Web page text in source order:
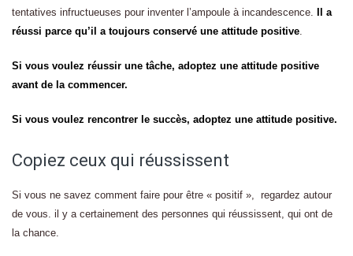
tentatives infructueuses pour inventer l’ampoule à incandescence. Il a
réussi parce qu’il a toujours conservé une attitude positive
Si vous voulez réussir une tâche, adoptez une attitude positive
avant de la commencer.
Si vous voulez rencontrer le succès, adoptez une attitude positive.
Copiez ceux qui réussissent
Si vous ne savez comment faire pour être « positif », regardez autour
de vous. il y a certainement des personnes qui réussissent, qui ont de
la chance.